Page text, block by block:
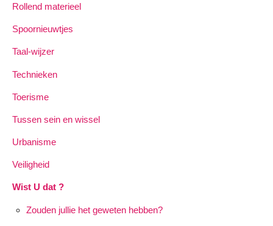
Rollend materieel
Spoornieuwtjes
Taal-wijzer
Technieken
Toerisme
Tussen sein en wissel
Urbanisme
Veiligheid
Wist U dat ?
Zouden jullie het geweten hebben?